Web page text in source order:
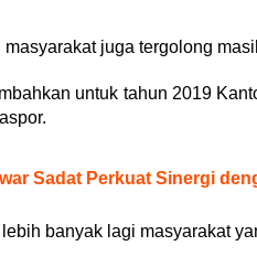
juga tergolong
untuk tahun 2019
Sadat Perkuat Sinergi
banyak lagi masyarakat